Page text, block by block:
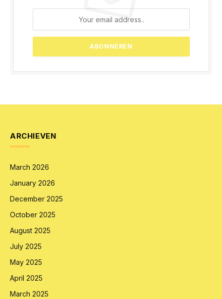
ARCHIEVEN
March 2026
January 2026
December 2025
October 2025
August 2025
July 2025
May 2025
April 2025
March 2025